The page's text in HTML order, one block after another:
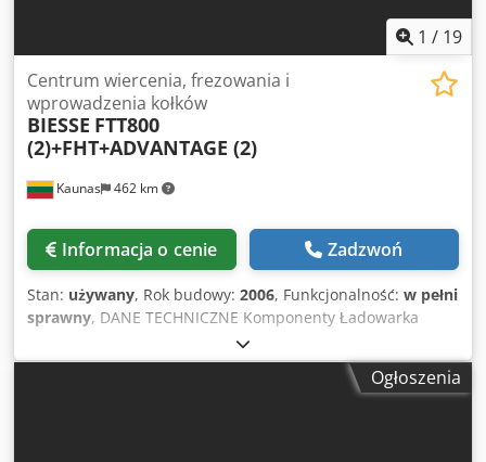
1 / 19
Kaunas 462 km
Centrum wiercenia, frezowania i
wprowadzenia kołków
BIESSE FTT800
(2)+FHT+ADVANTAGE (2)
Informacja o cenie Zadzwoń
Stan: używany, Rok budowy: 2006, Funkcjonalność: w pełni
sprawny, DANE TECHNICZNE Komponenty Ładowarka
poprzeczna ADVANTAGE C: automatyczna URZĄDZENIE
OBROTOWE (flipper): dostępne BIESSE FTT: 4 głowice,
wiercenie i frezowanie, automatyczna zmiana narzędzi
Ogłoszenia